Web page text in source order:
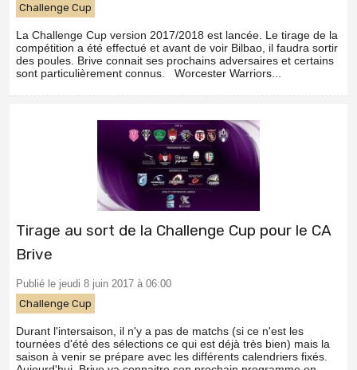
Challenge Cup
La Challenge Cup version 2017/2018 est lancée. Le tirage de la
compétition a été effectué et avant de voir Bilbao, il faudra sortir
des poules. Brive connait ses prochains adversaires et certains
sont particulièrement connus. Worcester Warriors...
Tirage au sort de la Challenge Cup pour le CA
Brive
Publié le jeudi 8 juin 2017 à 06:00
Challenge Cup
Durant l'intersaison, il n'y a pas de matchs (si ce n'est les
tournées d'été des sélections ce qui est déjà très bien) mais la
saison à venir se prépare avec les différents calendriers fixés.